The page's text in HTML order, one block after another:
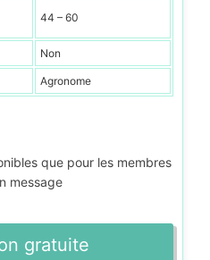
44 – 60
Non
Agronome
que pour les membres
message
gratuite